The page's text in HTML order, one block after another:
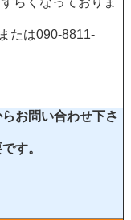
たは090-8811-
お問い合わせ下さ
す。